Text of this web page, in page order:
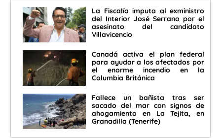
La Fiscalía imputa al exministro
del Interior José Serrano por el
asesinato del candidato
Villavicencio
Canadá activa el plan federal
para ayudar a los afectados por
el enorme incendio en la
Columbia Británica
Fallece un bañista tras ser
sacado del mar con signos de
ahogamiento en La Tejita, en
Granadilla (Tenerife)